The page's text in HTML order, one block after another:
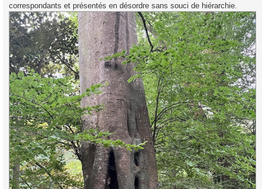
correspondants et présentés en désordre sans souci de hiérarchie.